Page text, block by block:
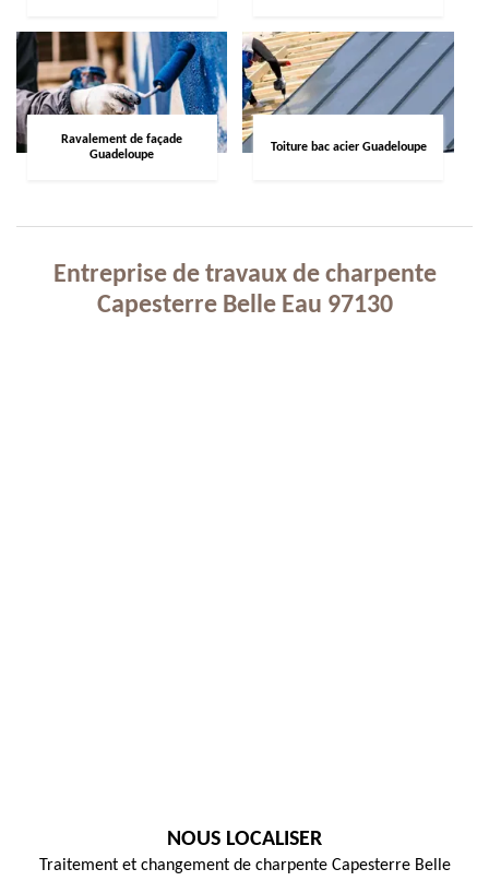
Ravalement de façade
Guadeloupe
Toiture bac acier Guadeloupe
Entreprise de travaux de charpente
Capesterre Belle Eau 97130
NOUS LOCALISER
Traitement et changement de charpente Capesterre Belle